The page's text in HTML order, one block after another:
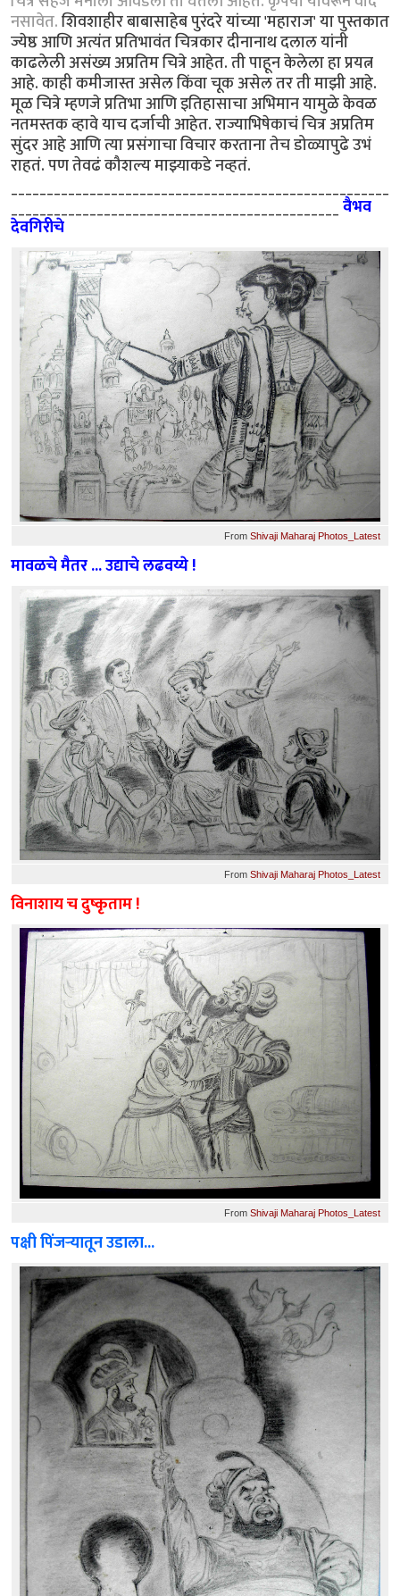
नसावेत.शिवशाहीर बाबासाहेब पुरंदरे यांच्या 'महाराज' या पुस्तकात
ज्येष्ठ आणि अत्यंत प्रतिभावंत चित्रकार दीनानाथ दलाल यांनी
काढलेली असंख्य अप्रतिम चित्रे आहेत. ती पाहून केलेला हा प्रयत्न
आहे. काही कमीजास्त असेल किंवा चूक असेल तर ती माझी आहे.
मूळ चित्रे म्हणजे प्रतिभा आणि इतिहासाचा अभिमान यामुळे केवळ
नतमस्तक व्हावे याच दर्जाची आहेत. राज्याभिषेकाचं चित्र अप्रतिम
सुंदर आहे आणि त्या प्रसंगाचा विचार करताना तेच डोळ्यापुढे उभं
राहतं. पण तेवढं कौशल्य माझ्याकडे नव्हतं.
_____________________________________________________
______________________________________________वैभव
देवगिरीचे
From Shivaji Maharaj Photos_Latest
मावळचे मैतर ... उद्याचे लढवय्ये !
From Shivaji Maharaj Photos_Latest
विनाशाय च दुष्कृताम !
From Shivaji Maharaj Photos_Latest
पक्षी पिंजर्‍यातून उडाला...